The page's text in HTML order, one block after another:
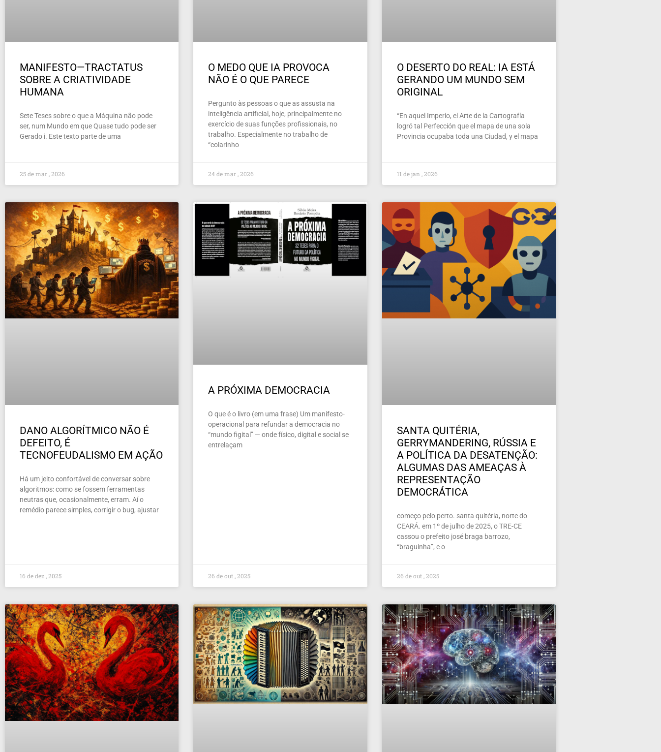
MANIFESTO—TRACTATUS
SOBRE A CRIATIVIDADE
HUMANA
Sete Teses sobre o que a Máquina não pode
ser, num Mundo em que Quase tudo pode ser
Gerado i. Este texto parte de uma
25 de mar , 2026
O MEDO QUE IA PROVOCA
NÃO É O QUE PARECE
Pergunto às pessoas o que as assusta na
inteligência artificial, hoje, principalmente no
exercício de suas funções profissionais, no
trabalho. Especialmente no trabalho de
“colarinho
24 de mar , 2026
O DESERTO DO REAL: IA ESTÁ
GERANDO UM MUNDO SEM
ORIGINAL
“En aquel Imperio, el Arte de la Cartografía
logró tal Perfección que el mapa de una sola
Provincia ocupaba toda una Ciudad, y el mapa
11 de jan , 2026
DANO ALGORÍTMICO NÃO É
DEFEITO, É
TECNOFEUDALISMO EM AÇÃO
Há um jeito confortável de conversar sobre
algoritmos: como se fossem ferramentas
neutras que, ocasionalmente, erram. Aí o
remédio parece simples, corrigir o bug, ajustar
16 de dez , 2025
A PRÓXIMA DEMOCRACIA
O que é o livro (em uma frase) Um manifesto-
operacional para refundar a democracia no
“mundo figital” — onde físico, digital e social se
entrelaçam
26 de out , 2025
SANTA QUITÉRIA,
GERRYMANDERING, RÚSSIA E
A POLÍTICA DA DESATENÇÃO:
ALGUMAS DAS AMEAÇAS À
REPRESENTAÇÃO
DEMOCRÁTICA
começo pelo perto. santa quitéria, norte do
CEARÁ. em 1º de julho de 2025, o TRE-CE
cassou o prefeito josé braga barrozo,
“braguinha”, e o
26 de out , 2025